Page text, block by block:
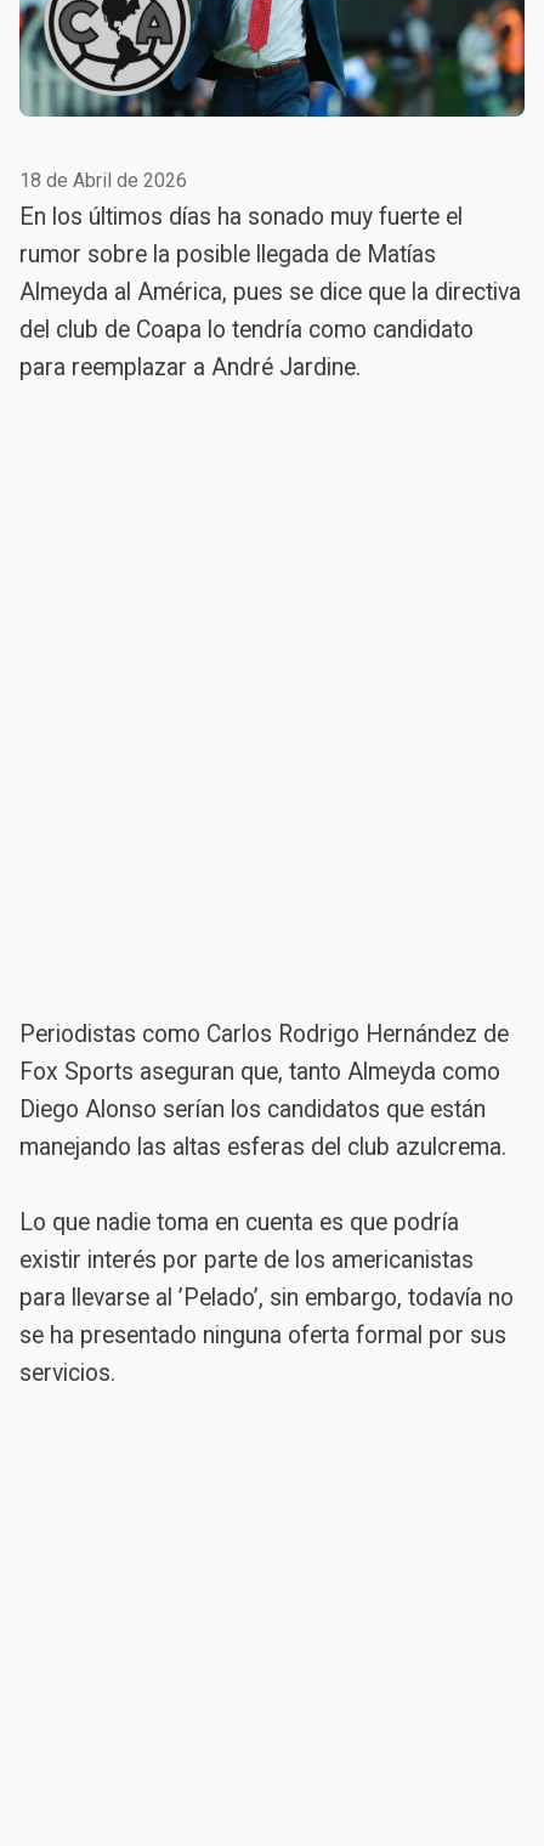
18 de Abril de 2026
En los últimos días ha sonado muy fuerte el
rumor sobre la posible llegada de Matías
Almeyda al América, pues se dice que la directiva
del club de Coapa lo tendría como candidato
para reemplazar a André Jardine.
Periodistas como Carlos Rodrigo Hernández de
Fox Sports aseguran que, tanto Almeyda como
Diego Alonso serían los candidatos que están
manejando las altas esferas del club azulcrema.
Lo que nadie toma en cuenta es que podría
existir interés por parte de los americanistas
para llevarse al ’Pelado’, sin embargo, todavía no
se ha presentado ninguna oferta formal por sus
servicios.